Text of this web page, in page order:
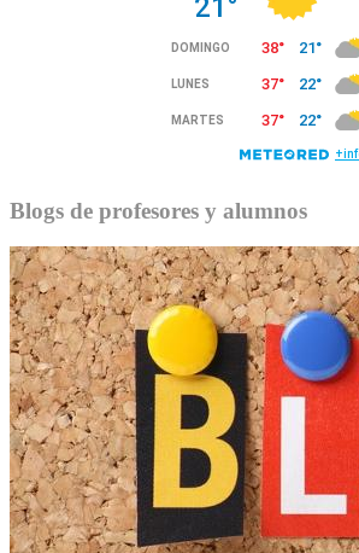
Blogs de profesores y alumnos